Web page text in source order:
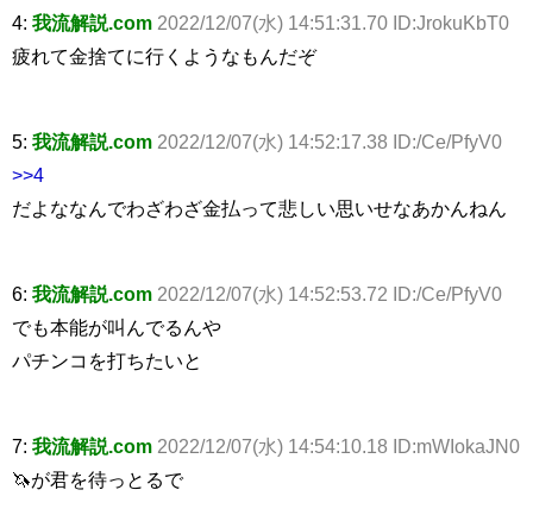
4: 我流解説.com 2022/12/07(水) 14:51:31.70 ID:JrokuKbT0
疲れて金捨てに行くようなもんだぞ
5: 我流解説.com 2022/12/07(水) 14:52:17.38 ID:/Ce/PfyV0
>>4
だよななんでわざわざ金払って悲しい思いせなあかんねん
6: 我流解説.com 2022/12/07(水) 14:52:53.72 ID:/Ce/PfyV0
でも本能が叫んでるんや
パチンコを打ちたいと
7: 我流解説.com 2022/12/07(水) 14:54:10.18 ID:mWIokaJN0
🦄が君を待っとるで